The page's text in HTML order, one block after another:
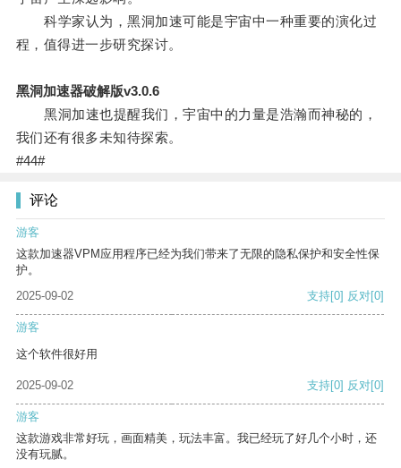
科学家认为，黑洞加速可能是宇宙中一种重要的演化过
程，值得进一步研究探讨。
黑洞加速器破解版v3.0.6
黑洞加速也提醒我们，宇宙中的力量是浩瀚而神秘的，
我们还有很多未知待探索。
#44#
评论
游客
这款加速器VPM应用程序已经为我们带来了无限的隐私保护和安全性保
护。
2025-09-02
支持[0] 反对[0]
游客
这个软件很好用
2025-09-02 支持[0] 反对[0]
游客
这款游戏非常好玩，画面精美，玩法丰富。我已经玩了好几个小时，还
没有玩腻。